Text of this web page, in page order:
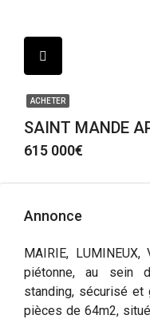
ACHETER
SAINT MANDE
615 000€
Annonce
MAIRIE,
piétonne, au sein
standing, sécurisé et
pièces de 64m2,